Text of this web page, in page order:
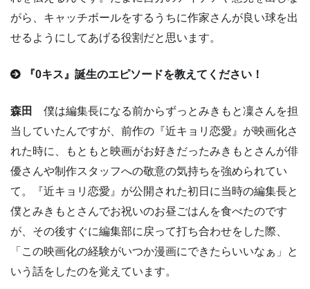
がら、キャッチボールをするうちに作家さんが良い球を出
せるようにしてあげる役割だと思います。
『0キス』誕生のエピソードを教えてください！
森田
僕は編集長になる前からずっとみきもと凜さんを担
当していたんですが、前作の『近キョリ恋愛』が映画化さ
れた時に、もともと映画がお好きだったみきもとさんが俳
優さんや制作スタッフへの敬意の気持ちを強められてい
て。『近キョリ恋愛』が公開された初日に当時の編集長と
僕とみきもとさんでお祝いのお昼ごはんを食べたのです
が、その後すぐに編集部に戻って打ち合わせをした際、
「この映画化の経験がいつか漫画にできたらいいなぁ」と
いう話をしたのを覚えています。